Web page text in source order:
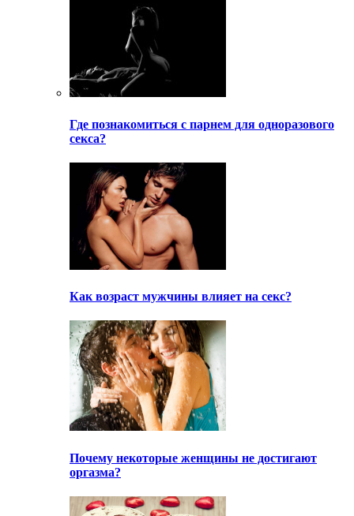
Где познакомиться с парнем для одноразового
секса?
Как возраст мужчины влияет на секс?
Почему некоторые женщины не достигают
оргазма?